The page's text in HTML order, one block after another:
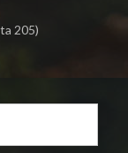
205)